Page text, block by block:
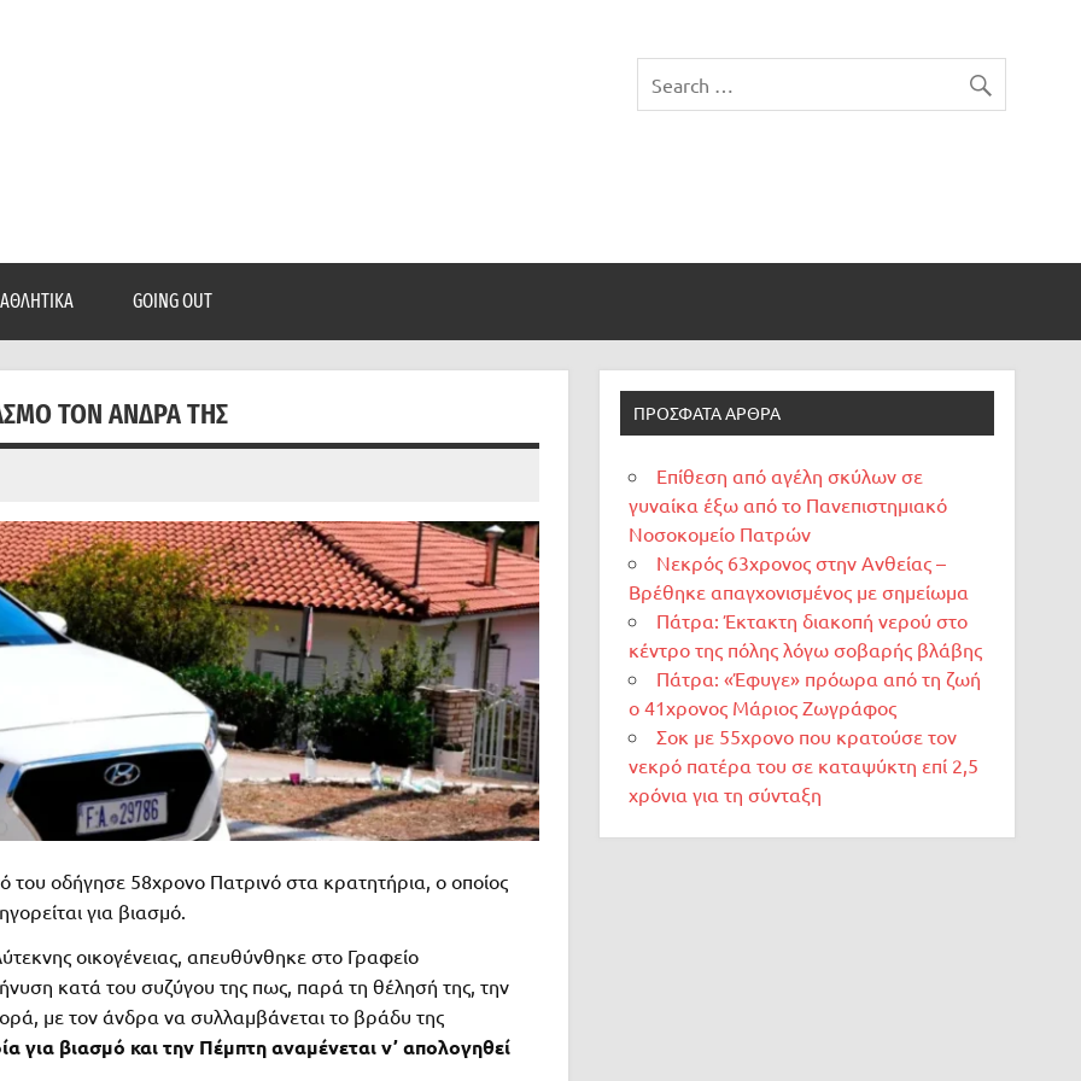
ΑΘΛΗΤΙΚΆ GOING OUT
ΤΟΝ ΆΝΔΡΑ ΤΗΣ
του οδήγησε 58χρονο Πατρινό στα κρατητήρια, ο οποίος
για βιασμό.
οικογένειας, απευθύνθηκε στο Γραφείο
κατά του συζύγου της πως, παρά τη θέλησή της, την
με τον άνδρα να συλλαμβάνεται το βράδυ της
για βιασμό και την Πέμπτη αναμένεται ν’ απολογηθεί
ΠΡΌΣΦΑΤΑ ΆΡΘΡΑ
Επίθεση από αγέλη σκύλων σε
γυναίκα έξω από το Πανεπιστημιακό
Νοσοκομείο Πατρών
Νεκρός 63χρονος στην Ανθείας –
Βρέθηκε απαγχονισμένος με σημείωμα
Πάτρα: Έκτακτη διακοπή νερού στο
κέντρο της πόλης λόγω σοβαρής βλάβης
Πάτρα: «Έφυγε» πρόωρα από τη ζωή
ο 41χρονος Μάριος Ζωγράφος
Σοκ με 55χρονο που κρατούσε τον
νεκρό πατέρα του σε καταψύκτη επί 2,5
χρόνια για τη σύνταξη